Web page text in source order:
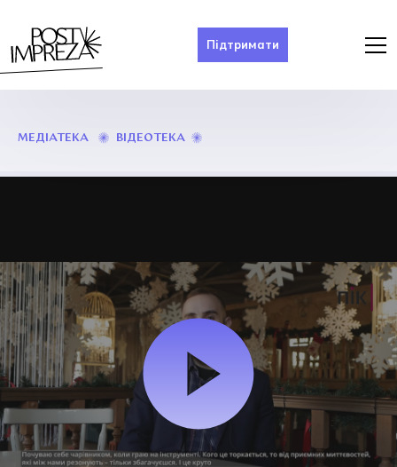
Підтримати
МЕДІАТЕКА ВІДЕОТЕКА